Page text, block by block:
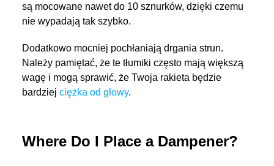
są mocowane nawet do 10 sznurków, dzięki czemu
nie wypadają tak szybko.
Dodatkowo mocniej pochłaniają drgania strun.
Należy pamiętać, że te tłumiki często mają większą
wagę i mogą sprawić, że Twoja rakieta będzie
bardziej ciężka od głowy.
Where Do I Place a Dampener?